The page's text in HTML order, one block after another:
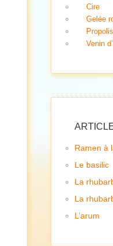
Cire
Gelée
Propolis
Venin
Ramen à
Le basilic
La
La
L’arum